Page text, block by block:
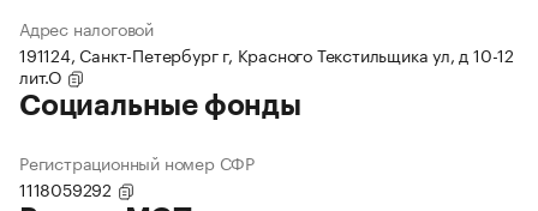
Адрес налоговой
191124, Санкт-Петербург г, Красного Текстильщика ул, д 10-12
лит.О
Социальные фонды
Регистрационный номер СФР
1118059292